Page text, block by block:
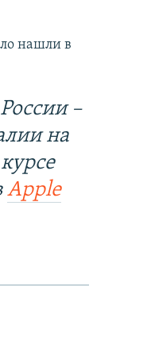
нашли в
–
на
Apple